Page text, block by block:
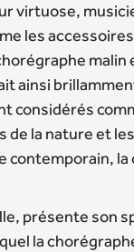
virtuose,
les
malin
ainsi
considérés
de la nature et
contemporain,
présente son
la